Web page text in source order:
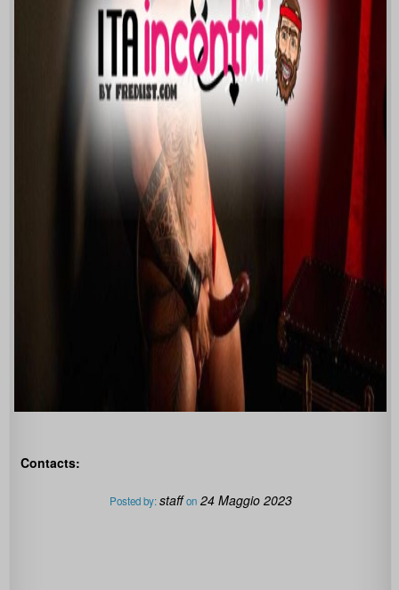
Contacts:
Posted by:staff on 24 Maggio 2023